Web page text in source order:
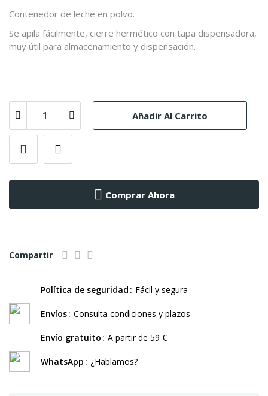
Contenedor de leche en polvo.
Se apila fácilmente, cierre hermético con tapa dispensadora,
muy útil para almacenamiento y dispensación.
Añadir Al Carrito
Comprar Ahora
Compartir
Política de seguridad Fácil y segura
Envíos Consulta condiciones y plazos
Envío gratuito A partir de 59 €
WhatsApp ¿Hablamos?